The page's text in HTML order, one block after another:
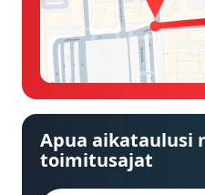
Apua aikataulusi
toimitusajat